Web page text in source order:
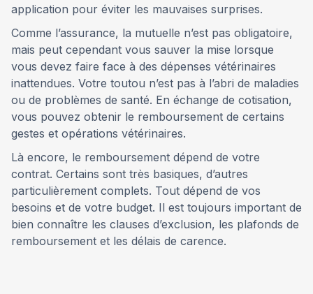
application pour éviter les mauvaises surprises.
Comme l’assurance, la mutuelle n’est pas obligatoire,
mais peut cependant vous sauver la mise lorsque
vous devez faire face à des dépenses vétérinaires
inattendues. Votre toutou n’est pas à l’abri de maladies
ou de problèmes de santé. En échange de cotisation,
vous pouvez obtenir le remboursement de certains
gestes et opérations vétérinaires.
Là encore, le remboursement dépend de votre
contrat. Certains sont très basiques, d’autres
particulièrement complets. Tout dépend de vos
besoins et de votre budget. Il est toujours important de
bien connaître les clauses d’exclusion, les plafonds de
remboursement et les délais de carence.